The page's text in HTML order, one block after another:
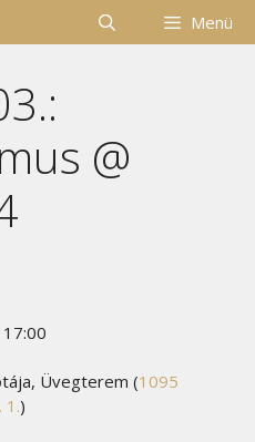
Menü
@
Üvegterem (1095
1.)